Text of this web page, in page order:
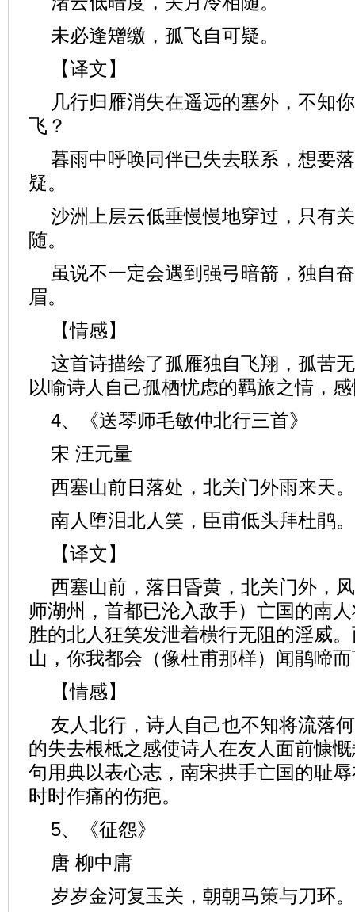
未必逢矰缴，孤飞自可疑。
【译文】
几行归雁消失在遥远的塞外，不知
飞？
暮雨中呼唤同伴已失去联系，想要
疑。
沙洲上层云低垂慢慢地穿过，只有
随。
虽说不一定会遇到强弓暗箭，独自
眉。
【情感】
这首诗描绘了孤雁独自飞翔，孤苦
以喻诗人自己孤栖忧虑的羁旅之情，
4、《送琴师毛敏仲北行三首》
宋 汪元量
西塞山前日落处，北关门外雨来天。
南人堕泪北人笑，臣甫低头拜杜鹃。
【译文】
西塞山前，落日昏黄，北关门外，
师湖州，首都已沦入敌手）亡国的南
胜的北人狂笑发泄着横行无阻的淫威
山，你我都会（像杜甫那样）闻鹃啼
【情感】
友人北行，诗人自己也不知将流落
的失去根柢之感使诗人在友人面前慷
句用典以表心志，南宋拱手亡国的耻
时时作痛的伤疤。
5、《征怨》
唐 柳中庸
岁岁金河复玉关，朝朝马策与刀环。